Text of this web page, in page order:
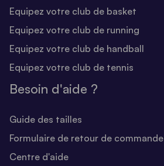
Equipez votre club de basket
Equipez votre club de running
Equipez votre club de handball
Equipez votre club de tennis
Besoin d'aide ?
Guide des tailles
Formulaire de retour de commande
Centre d'aide